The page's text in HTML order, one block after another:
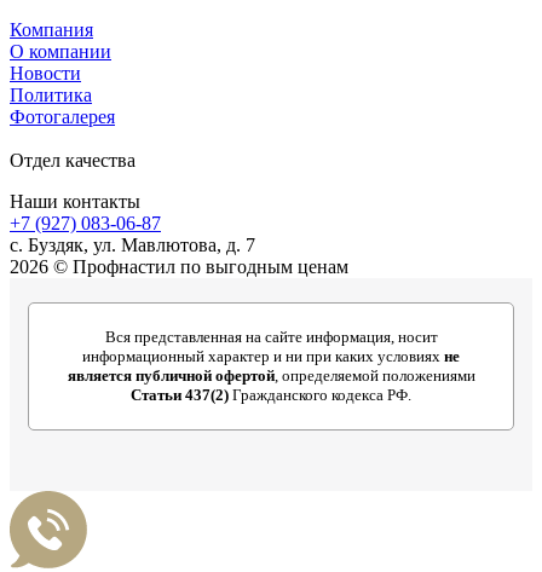
Компания
О компании
Новости
Политика
Фотогалерея
Отдел качества
Наши контакты
+7 (927) 083-06-87
c. Буздяк, ул. Мавлютова, д. 7
2026 © Профнастил по выгодным ценам
Вся представленная на сайте информация, носит
информационный характер и ни при каких условиях не
является публичной офертой, определяемой положениями
Статьи 437(2) Гражданского кодекса РФ.